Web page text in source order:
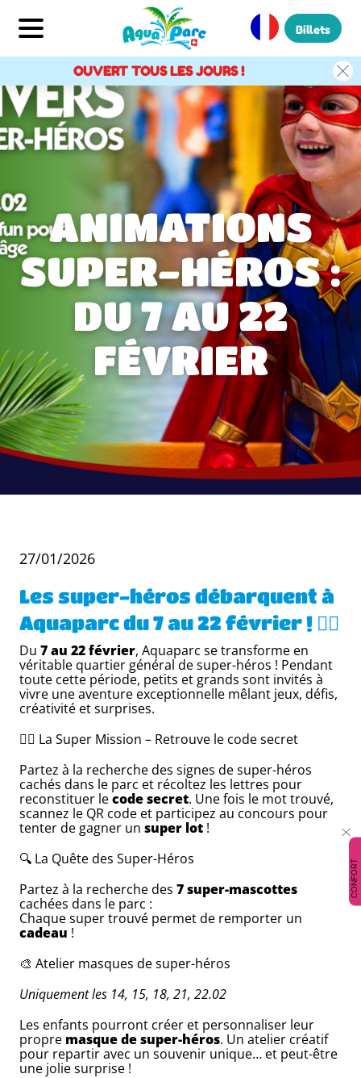
Billets
OUVERT TOUS LES JOURS !
CONFORT
ANIMATIONS
SUPER-HÉROS :
DU 7 AU 22
FÉVRIER
27/01/2026
Les super-héros débarquent à
Aquaparc du 7 au 22 février ! 🦸‍♂️
Du 7 au 22 février, Aquaparc se transforme en
véritable quartier général de super-héros ! Pendant
toute cette période, petits et grands sont invités à
vivre une aventure exceptionnelle mêlant jeux, défis,
créativité et surprises.
🦸‍♀️ La Super Mission – Retrouve le code secret
Partez à la recherche des signes de super-héros
cachés dans le parc et récoltez les lettres pour
reconstituer lecode secret. Une fois le mot trouvé,
scannez le QR code et participez au concours pour
tenter de gagner un super lot !
🔍 La Quête des Super-Héros
Partez à la recherche des 7 super-mascottes
cachées dans le parc :
Chaque super trouvé permet de remporter un
cadeau !
🎨 Atelier masques de super-héros
Uniquement les 14, 15, 18, 21, 22.02
Les enfants pourront créer et personnaliser leur
propre masque de super-héros. Un atelier créatif
pour repartir avec un souvenir unique… et peut-être
une jolie surprise !